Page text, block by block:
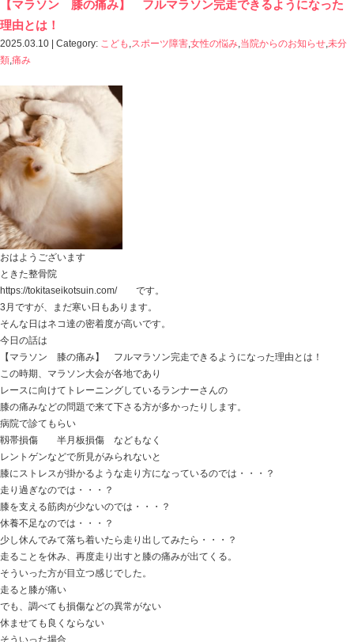
【頸椎椎間板ヘルニア】 痛み止めが効かな
2025.04.02 | Category:
【頸椎椎間板ヘルニア】 痛み止めが効かない痛みとシ
おはようございます
ときた整骨院
https://tokitaseikotsuin.com/ です。
おこたを片付けようと思ったけど、
もう少し先になりそうです。
今日の話は
【頸椎椎間板ヘルニア】 痛み止めが効かない痛みとシ
ここ最近
頸椎椎間板ヘルニアの患者さんが続きました。
首の角度によっては、肩から腕に強烈な痛みが走り